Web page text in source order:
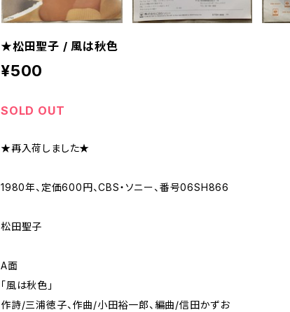
★松田聖子 / 風は秋色
¥500
SOLD OUT
★再入荷しました★
1980年、定価600円、CBS・ソニー、番号06SH866
松田聖子
A面
「風は秋色」
作詩/三浦徳子、作曲/小田裕一郎、編曲/信田かずお